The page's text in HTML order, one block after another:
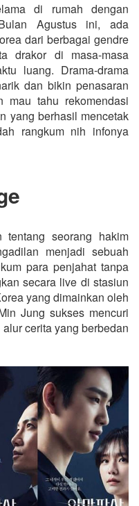
di rumah dengan
Agustus ini, ada
dari berbagai gendre
drakor di masa-masa
luang. Drama-drama
dan bikin penasaran
mau tahu rekomendasi
yang berhasil mencetak
rangkum nih infonya
tentang seorang hakim
menjadi sebuah
para penjahat tanpa
secara live di stasiun
yang dimainkan oleh
Jung sukses mencuri
cerita yang berbedan